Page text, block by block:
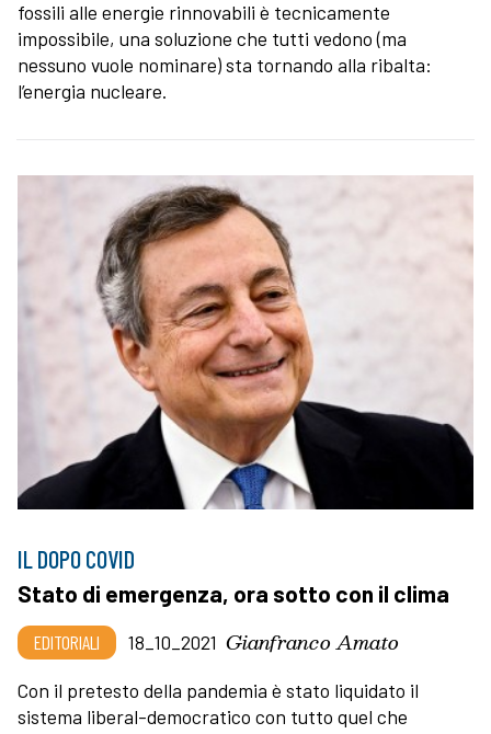
fossili alle energie rinnovabili è tecnicamente
impossibile, una soluzione che tutti vedono (ma
nessuno vuole nominare) sta tornando alla ribalta:
l’energia nucleare.
IL DOPO COVID
Stato di emergenza, ora sotto con il clima
EDITORIALI 18_10_2021 Gianfranco Amato
Con il pretesto della pandemia è stato liquidato il
sistema liberal-democratico con tutto quel che